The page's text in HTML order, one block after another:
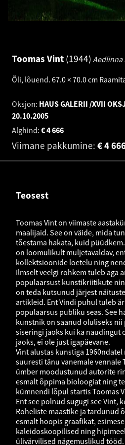
Toomas Vint 1944 Aedlinna
Õli, lõuend. 67.0 × 70.0 cm
Oksjon: HAUS GALERII /XVII
20.10.2005
Alghind:
4 666
€
Viimane pakkumine: 4
€
Teosest
Toomas Vint on viimaste
maalijaid. See on väide, mida
tõestama hakata, kuid
on loomulikult muljetavaldav,
kollektsioonide loetelu ning
Ilmselt veelgi rohkem tuleb aga
populaarsust kunstikriitikute
on teda kutsunud järjest
artikleid. Ent Vindi puhul tuleb
populaarsus publiku seas. See
kunstnik on saanud oluliseks nii
siseringi jaoks kui ka naudingut
jaoks, ei ole just igapäevane.
Vint alustas kunstiga
suuresti tänu vanemale vennale
ümber moodustunud autorite
esmalt õppima bioloogiat ning
kümnendi lõpul startis Toomas
Ent see polnud sugugi see Vint,
Roheliste maastike ja tardunud
esmalt hoopis graafikat,
kaleidoskoopilised ning
ülivärvilised nägemuslikud